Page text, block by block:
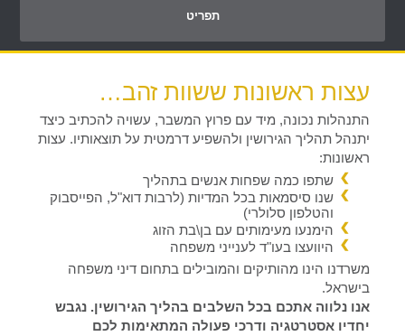
תפריט
עצות ראשונות ששוות זהב…
התנהלות נכונה, מיד עם פרוץ המשבר, עשויה להכתיב כיצד
יתנהל תהליך הגירושין ולהשפיע דרמטית על תוצאותיו. עצות
ראשונות:
שתפו כמה שפחות אנשים בתהליך
שנו סיסמאות בכל המדיות (לרבות דוא"ל, הפייסבוק
והטלפון סלולרי)
הימנעו מעימותים עם בן\בת הזוג
היוועצו בעו"ד לענייני משפחה
משרדנו הינו מהותיקים והמובילים בתחום דיני משפחה
בישראל.
אנו נלווה אתכם בכל השלבים בהליך הגירושין. נגבש
יחדיו אסטרטגיה ודרכי פעולה המתאימות לכם